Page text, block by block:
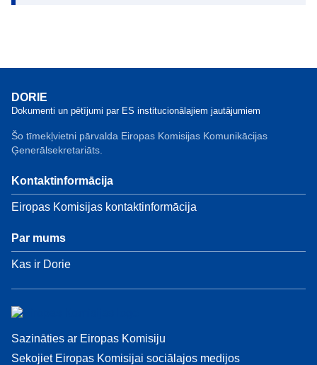
DORIE
Dokumenti un pētījumi par ES institucionālajiem jautājumiem
Šo tīmekļvietni pārvalda Eiropas Komisijas Komunikācijas
Ģenerālsekretariāts.
Kontaktinformācija
Eiropas Komisijas kontaktinformācija
Par mums
Kas ir Dorie
Sazināties ar Eiropas Komisiju
Sekojiet Eiropas Komisijai sociālajos medijos